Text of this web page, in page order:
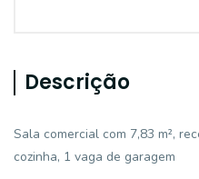
Descrição
Sala comercial com 7,83 m²,
cozinha, 1 vaga de garagem